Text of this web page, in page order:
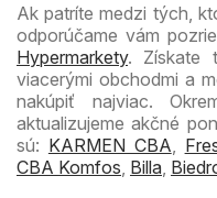
Ak patríte medzi tých,
odporúčame vám
Hypermarkety. Získate
viacerými obchodmi a
nakúpiť najviac.
aktualizujeme akčné
sú: KARMEN CBA
CBA Komfos Billa